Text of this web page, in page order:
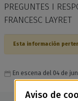
PREGUNTES I
FRANCESC LAYRET
Esta información
En escena del 04 de
Aviso de